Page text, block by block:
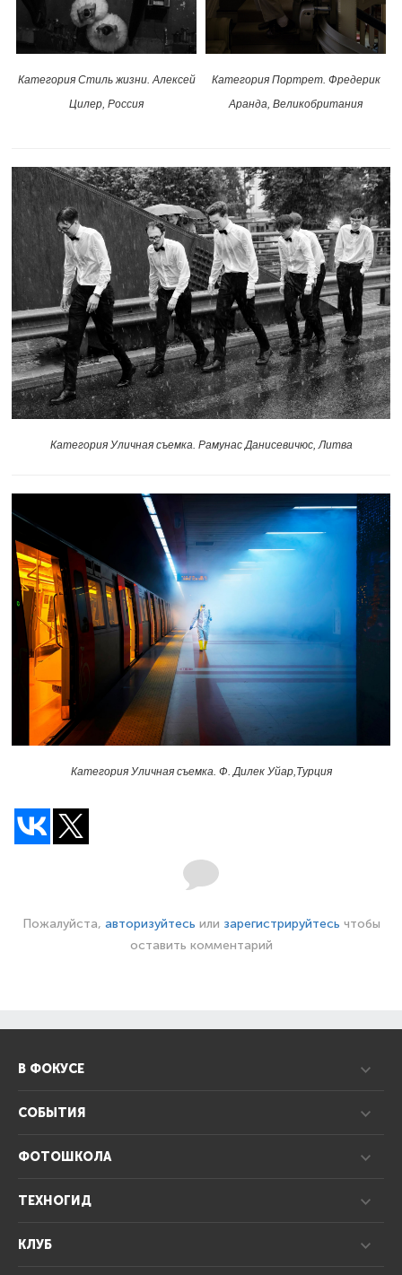
Категория Стиль жизни. Алексей
Цилер, Россия
Категория Портрет. Фредерик
Аранда, Великобритания
Категория Уличная съемка. Рамунас Данисевичюс, Литва
Категория Уличная съемка. Ф. Дилек Уйар,Турция
Пожалуйста, авторизуйтесь или зарегистрируйтесь чтобы
оставить комментарий
В ФОКУСЕ
СОБЫТИЯ
ФОТОШКОЛА
ТЕХНОГИД
КЛУБ